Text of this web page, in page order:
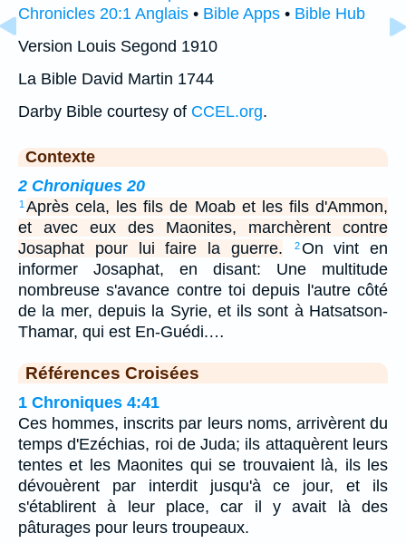
Chronicles 20:1 Anglais • Bible Apps • Bible Hub
Version Louis Segond 1910
La Bible David Martin 1744
Darby Bible courtesy of CCEL.org.
Contexte
2 Chroniques 20
1 Après cela, les fils de Moab et les fils d'Ammon,
et avec eux des Maonites, marchèrent contre
Josaphat pour lui faire la guerre.
2 On vint en
informer Josaphat, en disant: Une multitude
nombreuse s'avance contre toi depuis l'autre côté
de la mer, depuis la Syrie, et ils sont à Hatsatson-
Thamar, qui est En-Guédi.…
Références Croisées
1 Chroniques 4:41
Ces hommes, inscrits par leurs noms, arrivèrent du
temps d'Ezéchias, roi de Juda; ils attaquèrent leurs
tentes et les Maonites qui se trouvaient là, ils les
dévouèrent par interdit jusqu'à ce jour, et ils
s'établirent à leur place, car il y avait là des
pâturages pour leurs troupeaux.